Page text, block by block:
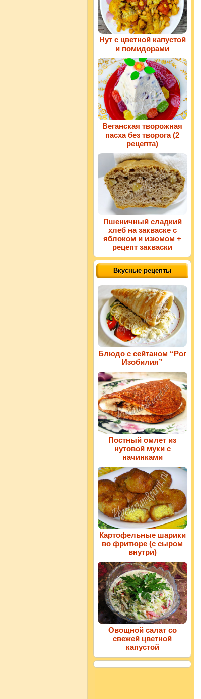
Нут с цветной капустой
и помидорами
Веганская творожная
пасха без творога (2
рецепта)
Пшеничный сладкий
хлеб на закваске с
яблоком и изюмом +
рецепт закваски
Вкусные рецепты
Блюдо с сейтаном “Рог
Изобилия”
Постный омлет из
нутовой муки с
начинками
Картофельные шарики
во фритюре (с сыром
внутри)
Овощной салат со
свежей цветной
капустой